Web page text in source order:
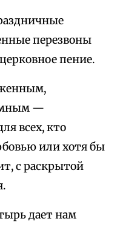
перезвоны
пение.
—
всех, кто
или хотя бы
с раскрытой
дает нам